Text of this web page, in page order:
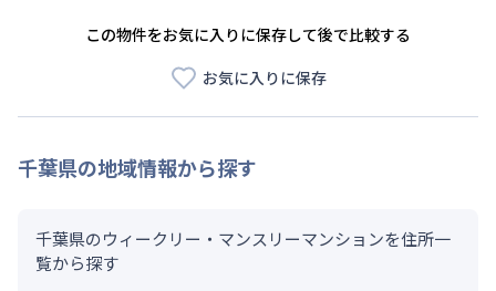
この物件をお気に入りに保存して後で比較する
お気に入りに保存
千葉県の地域情報から探す
千葉県のウィークリー・マンスリーマンションを住所一
覧から探す